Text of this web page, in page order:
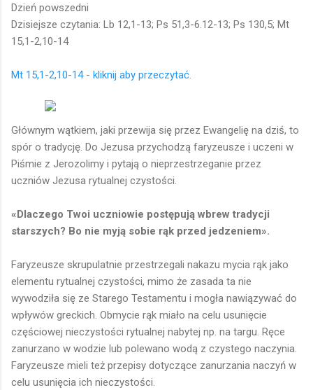
Dzień powszedni
Dzisiejsze czytania: Lb 12,1-13; Ps 51,3-6.12-13; Ps 130,5; Mt
15,1-2,10-14
Mt 15,1-2,10-14 - kliknij aby przeczytać.
Głównym wątkiem, jaki przewija się przez Ewangelię na dziś, to
spór o tradycję. Do Jezusa przychodzą faryzeusze i uczeni w
Piśmie z Jerozolimy i pytają o nieprzestrzeganie przez
uczniów Jezusa rytualnej czystości.
«Dlaczego Twoi uczniowie postępują wbrew tradycji
starszych? Bo nie myją sobie rąk przed jedzeniem».
Faryzeusze skrupulatnie przestrzegali nakazu mycia rąk jako
elementu rytualnej czystości, mimo że zasada ta nie
wywodziła się ze Starego Testamentu i mogła nawiązywać do
wpływów greckich. Obmycie rąk miało na celu usunięcie
częściowej nieczystości rytualnej nabytej np. na targu. Ręce
zanurzano w wodzie lub polewano wodą z czystego naczynia.
Faryzeusze mieli też przepisy dotyczące zanurzania naczyń w
celu usunięcia ich nieczystości.